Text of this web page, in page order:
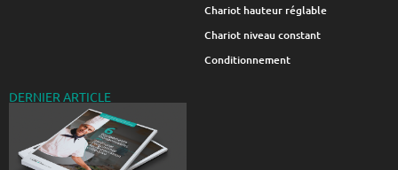
Chariot hauteur réglable
Chariot niveau constant
Conditionnement
DERNIER ARTICLE